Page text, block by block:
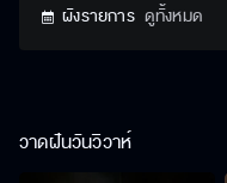
ผังรายการ ดูทั้งหมด
วาดฝันวันวิวาห์